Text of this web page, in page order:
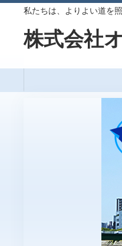
私たちは、よりよい道を
株式会社